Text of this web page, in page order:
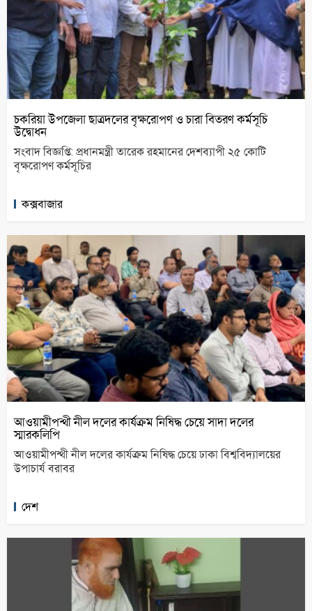
চকরিয়া উপজেলা ছাত্রদলের বৃক্ষরোপণ ও চারা বিতরণ কর্মসূচি
উদ্বোধন
সংবাদ বিজ্ঞপ্তি: প্রধানমন্ত্রী তারেক রহমানের দেশব্যাপী ২৫ কোটি
বৃক্ষরোপণ কর্মসূচির
কক্সবাজার
আওয়ামীপন্থী নীল দলের কার্যক্রম নিষিদ্ধ চেয়ে সাদা দলের
স্মারকলিপি
আওয়ামীপন্থী নীল দলের কার্যক্রম নিষিদ্ধ চেয়ে ঢাকা বিশ্ববিদ্যালয়ের
উপাচার্য বরাবর
দেশ